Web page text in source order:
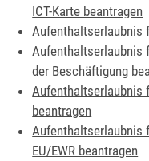
ICT-Karte beantragen
Aufenthaltserlaubnis
Aufenthaltserlaubnis
der Beschäftigung
Aufenthaltserlaubnis
beantragen
Aufenthaltserlaubnis
EU/EWR beantragen